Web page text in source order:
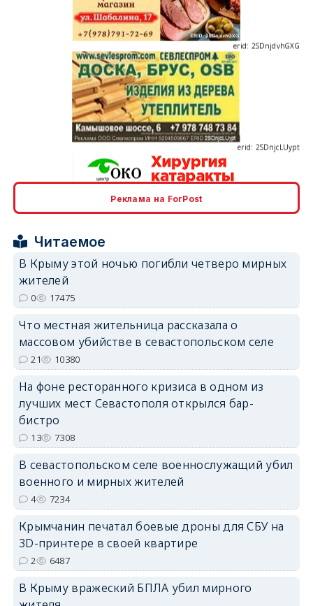
erid: 2SDnjdvhGXG
erid: 2SDnjcrDNw6
erid: 2SDnjdPjgYS
erid: 2SDnjdvhGXG
Реклама на ForPost
Читаемое
В Крыму этой ночью погибли четверо мирных
жителей
0 17475
Что местная жительница рассказала о
массовом убийстве в севастопольском селе
21 10380
На фоне ресторанного кризиса в одном из
лучших мест Севастополя открылся бар-
бистро
13 7308
В севастопольском селе военнослужащий убил
военного и мирных жителей
4 7234
Крымчанин печатал боевые дроны для СБУ на
3D-принтере в своей квартире
2 6487
В Крыму вражеский БПЛА убил мирного